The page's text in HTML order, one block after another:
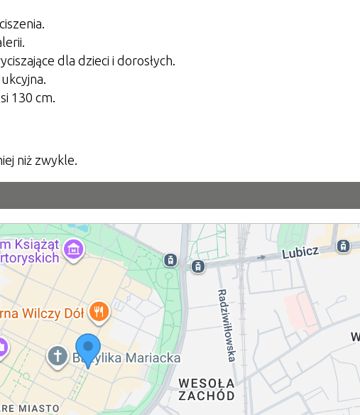
dla dzieci i dorosłych.
130 cm.
niż zwykle.